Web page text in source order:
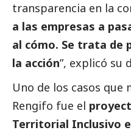
transparencia en la
a las empresas a
al cómo. Se trata de
la acción”, explicó su
Uno de los casos que
Rengifo fue el
Territorial Inclusivo